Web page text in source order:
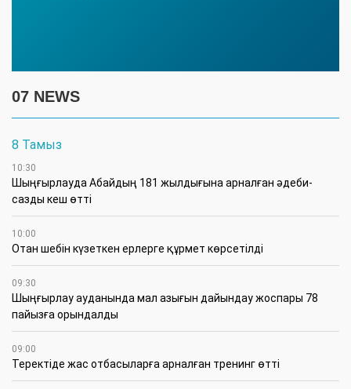
07 NEWS
8 Тамыз
10:30
Шыңғырлауда Абайдың 181 жылдығына арналған әдеби-
сазды кеш өтті
10:00
Отан шебін күзеткен ерлерге құрмет көрсетілді
09:30
​Шыңғырлау ауданында мал азығын дайындау жоспары 78
пайызға орындалды
09:00
​Теректіде жас отбасыларға арналған тренинг өтті